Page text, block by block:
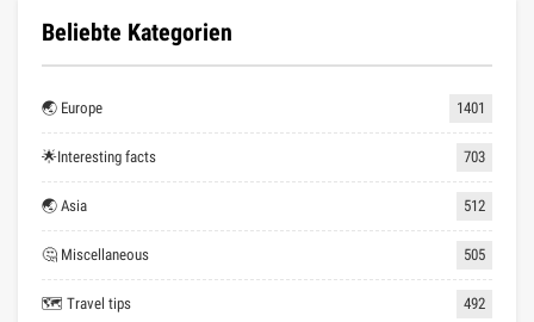
Beliebte Kategorien
🌏 Europe 1401
🌟Interesting facts 703
🌏 Asia 512
🤔 Miscellaneous 505
🗺 Travel tips 492